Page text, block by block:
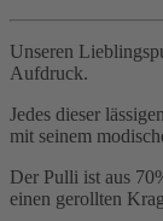
Unseren
Aufdruck.
Jedes dieser
mit seinem
Der Pulli ist aus
einen gerollten